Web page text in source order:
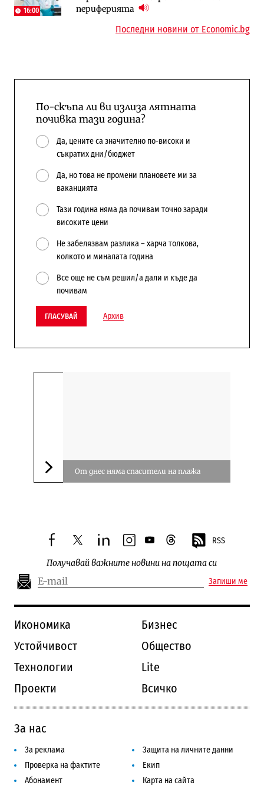
16:00
периферията
напълно от Google
Доброславци
Последни новини от Economic.bg
По-скъпа ли ви излиза лятната
почивка тази година?
Да, цените са значително по-високи и
съкратих дни/бюджет
Да, но това не промени плановете ми за
ваканцията
Тази година няма да почивам точно заради
високите цени
Не забелязвам разлика – харча толкова,
колкото и миналата година
Все още не съм решил/а дали и къде да
почивам
ГЛАСУВАЙ Архив
Следваща новина
От днес няма спасители на плажа
facebooktwitterlinkedininstagram
youtubethreads RSS
Получавай важните новини на пощата си
Запиши ме
Икономика
Бизнес
Устойчивост
Общество
Технологии
Lite
Проекти
Всичко
За нас
За реклама
Защита на личните данни
Проверка на фактите
Екип
Абонамент
Карта на сайта